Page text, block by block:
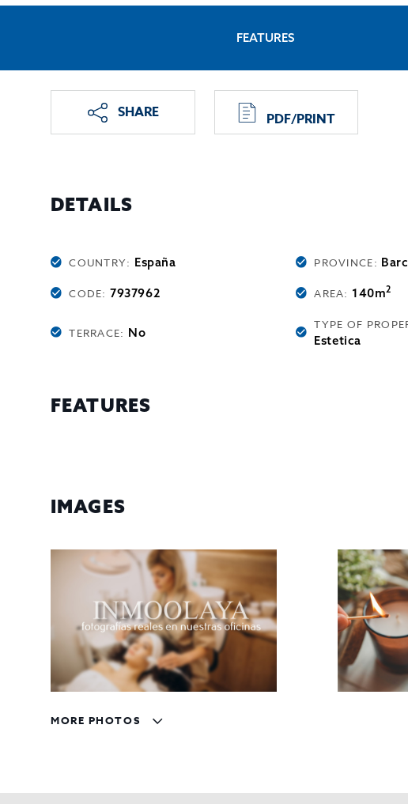
FEATURES
SHARE PDF/PRINT
DETAILS
COUNTRY: España PROVINCE:
CODE:7937962 AREA: 140m2
TERRACE: No
TYPE OF
Estetica
FEATURES
IMAGES
MORE PHOTOS